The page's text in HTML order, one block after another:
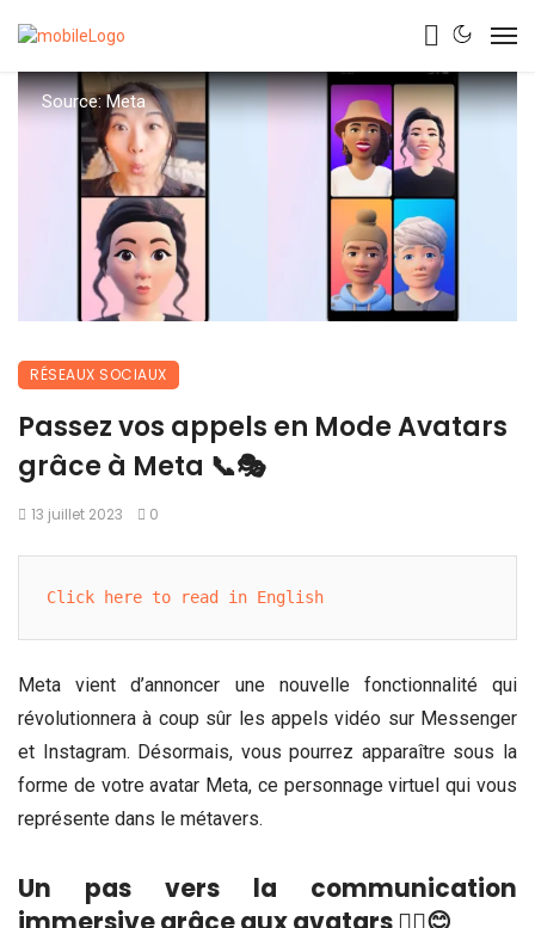
Source: Meta
RÉSEAUX SOCIAUX
Passez vos appels en Mode Avatars
grâce à Meta 📞🎭
13 juillet 2023 0
Click here to read in English
Meta vient d’annoncer une nouvelle fonctionnalité qui
révolutionnera à coup sûr les appels vidéo sur Messenger
et Instagram. Désormais, vous pourrez apparaître sous la
forme de votre avatar Meta, ce personnage virtuel qui vous
représente dans le métavers.
Un pas vers la communication